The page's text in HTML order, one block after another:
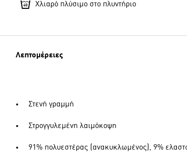
Χλιαρό πλύσιμο στο πλυντήριο
Λεπτομέρειες
Στενή γραμμή
Στρογγυλεμένη λαιμόκοψη
91% πολυεστέρας (ανακυκλωμένος), 9%